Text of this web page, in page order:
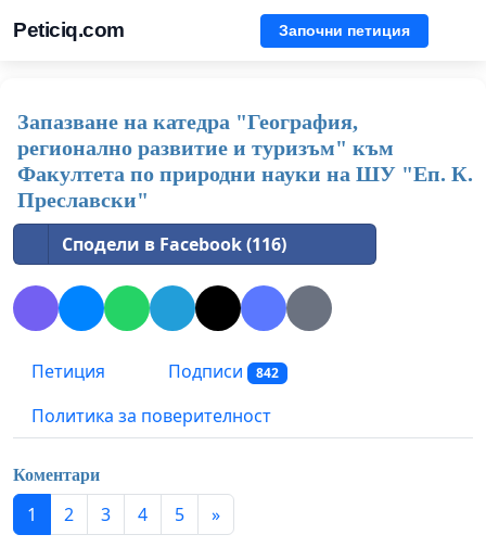
Peticiq.com Започни петиция
Запазване на катедра "География,
регионално развитие и туризъм" към
Факултета по природни науки на ШУ "Еп. К.
Преславски"
Сподели в Facebook (116)
Петиция Подписи 842
Политика за поверителност
Коментари
1 2 3 4 5 »